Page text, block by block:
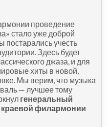
проведение
стало уже доброй
постарались учесть
Здесь будет
джаза, и для
хиты в новой,
Мы верим, что музыка
— лучшее тому
генеральный
краевой филармонии